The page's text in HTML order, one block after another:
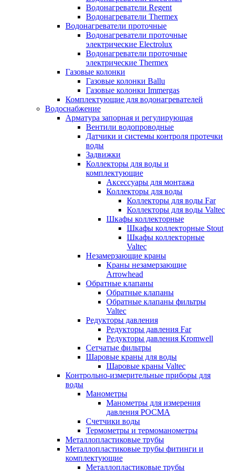
Водонагреватели Regent
Водонагреватели Thermex
Водонагреватели проточные
Водонагреватели проточные
электрические Electrolux
Водонагреватели проточные
электрические Thermex
Газовые колонки
Газовые колонки Ballu
Газовые колонки Immergas
Комплектующие для водонагревателей
Водоснабжение
Арматура запорная и регулирующая
Вентили водопроводные
Датчики и системы контроля протечки
воды
Задвижки
Коллекторы для воды и
комплектующие
Аксессуары для монтажа
Коллекторы для воды
Коллекторы для воды Far
Коллекторы для воды Valtec
Шкафы коллекторные
Шкафы коллекторные Stout
Шкафы коллекторные
Valtec
Незамерзающие краны
Краны незамерзающие
Arrowhead
Обратные клапаны
Обратные клапаны
Обратные клапаны фильтры
Valtec
Редукторы давления
Редукторы давления Far
Редукторы давления Kromwell
Сетчатые фильтры
Шаровые краны для воды
Шаровые краны Valtec
Контрольно-измерительные приборы для
воды
Манометры
Манометры для измерения
давления РОСМА
Счетчики воды
Термометры и термоманометры
Металлопластиковые трубы
Металлопластиковые трубы фитинги и
комплектующие
Металлопластиковые трубы